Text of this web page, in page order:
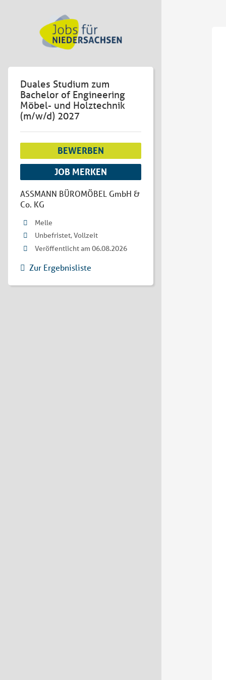
Duales Studium zum
Bachelor of Engineering
Möbel- und Holztechnik
(m/w/d) 2027
BEWERBEN
JOB MERKEN
ASSMANN BÜROMÖBEL GmbH &
Co. KG
Melle
Unbefristet, Vollzeit
Veröffentlicht am 06.08.2026
Zur Ergebnisliste